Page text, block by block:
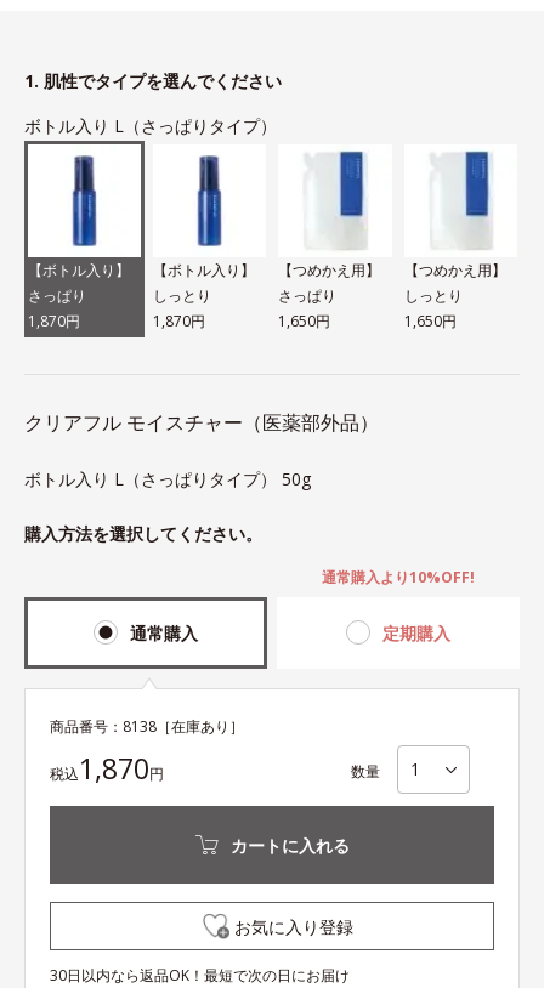
1. 肌性でタイプを選んでください
ボトル入り L（さっぱりタイプ）
【ボトル入り】
さっぱり
1,870円
【ボトル入り】
しっとり
1,870円
【つめかえ用】
さっぱり
1,650円
【つめかえ用】
しっとり
1,650円
クリアフル モイスチャー（医薬部外品）
ボトル入り L（さっぱりタイプ） 50g
購入方法を選択してください。
通常購入 定期購入
通常購入より10%OFF!
商品番号： 8138 ［在庫あり］
税込1,870円 数量
カートに入れる
お気に入り登録
30日以内なら返品OK！最短で次の日にお届け